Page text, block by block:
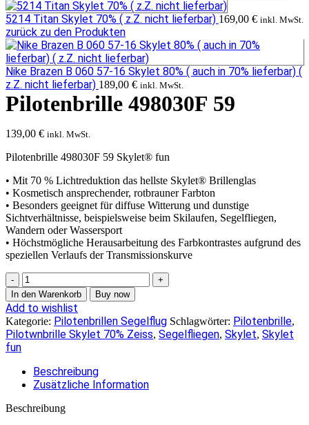
5214 Titan Skylet 70% ( z.Z. nicht lieferbar) 169,00 € inkl. MwSt.
zurück zu den Produkten
Nike Brazen B 060 57-16 Skylet 80% ( auch in 70% lieferbar) (
z.Z. nicht lieferbar) 189,00 € inkl. MwSt.
Pilotenbrille 498030F 59
139,00 € inkl. MwSt.
Pilotenbrille 498030F 59 Skylet® fun
• Mit 70 % Lichtreduktion das hellste Skylet® Brillenglas
• Kosmetisch ansprechender, rotbrauner Farbton
• Besonders geeignet für diffuse Witterung und dunstige
Sichtverhältnisse, beispielsweise beim Skilaufen, Segelfliegen,
Wandern oder Wassersport
• Höchstmögliche Herausarbeitung des Farbkontrastes aufgrund des
speziellen Verlaufs der Transmissionskurve
Pilotenbrille
498030F
59
Menge
In den Warenkorb Buy now
Add to wishlist
Kategorie: Pilotenbrillen Segelflug Schlagwörter: Pilotenbrille,
Pilotwnbrille Skylet 70% Zeiss, Segelfliegen, Skylet, Skylet
fun
Beschreibung
Zusätzliche Information
Beschreibung